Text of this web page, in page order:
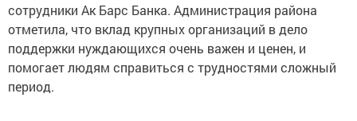
сотрудники Ак Барс Банка. Администрация района
отметила, что вклад крупных организаций в дело
поддержки нуждающихся очень важен и ценен, и
помогает людям справиться с трудностями сложный
период.